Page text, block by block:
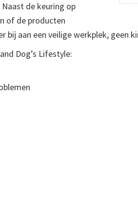
de keuring op
of de producten
bij aan een veilige werkplek, geen
Dog’s Lifestyle: